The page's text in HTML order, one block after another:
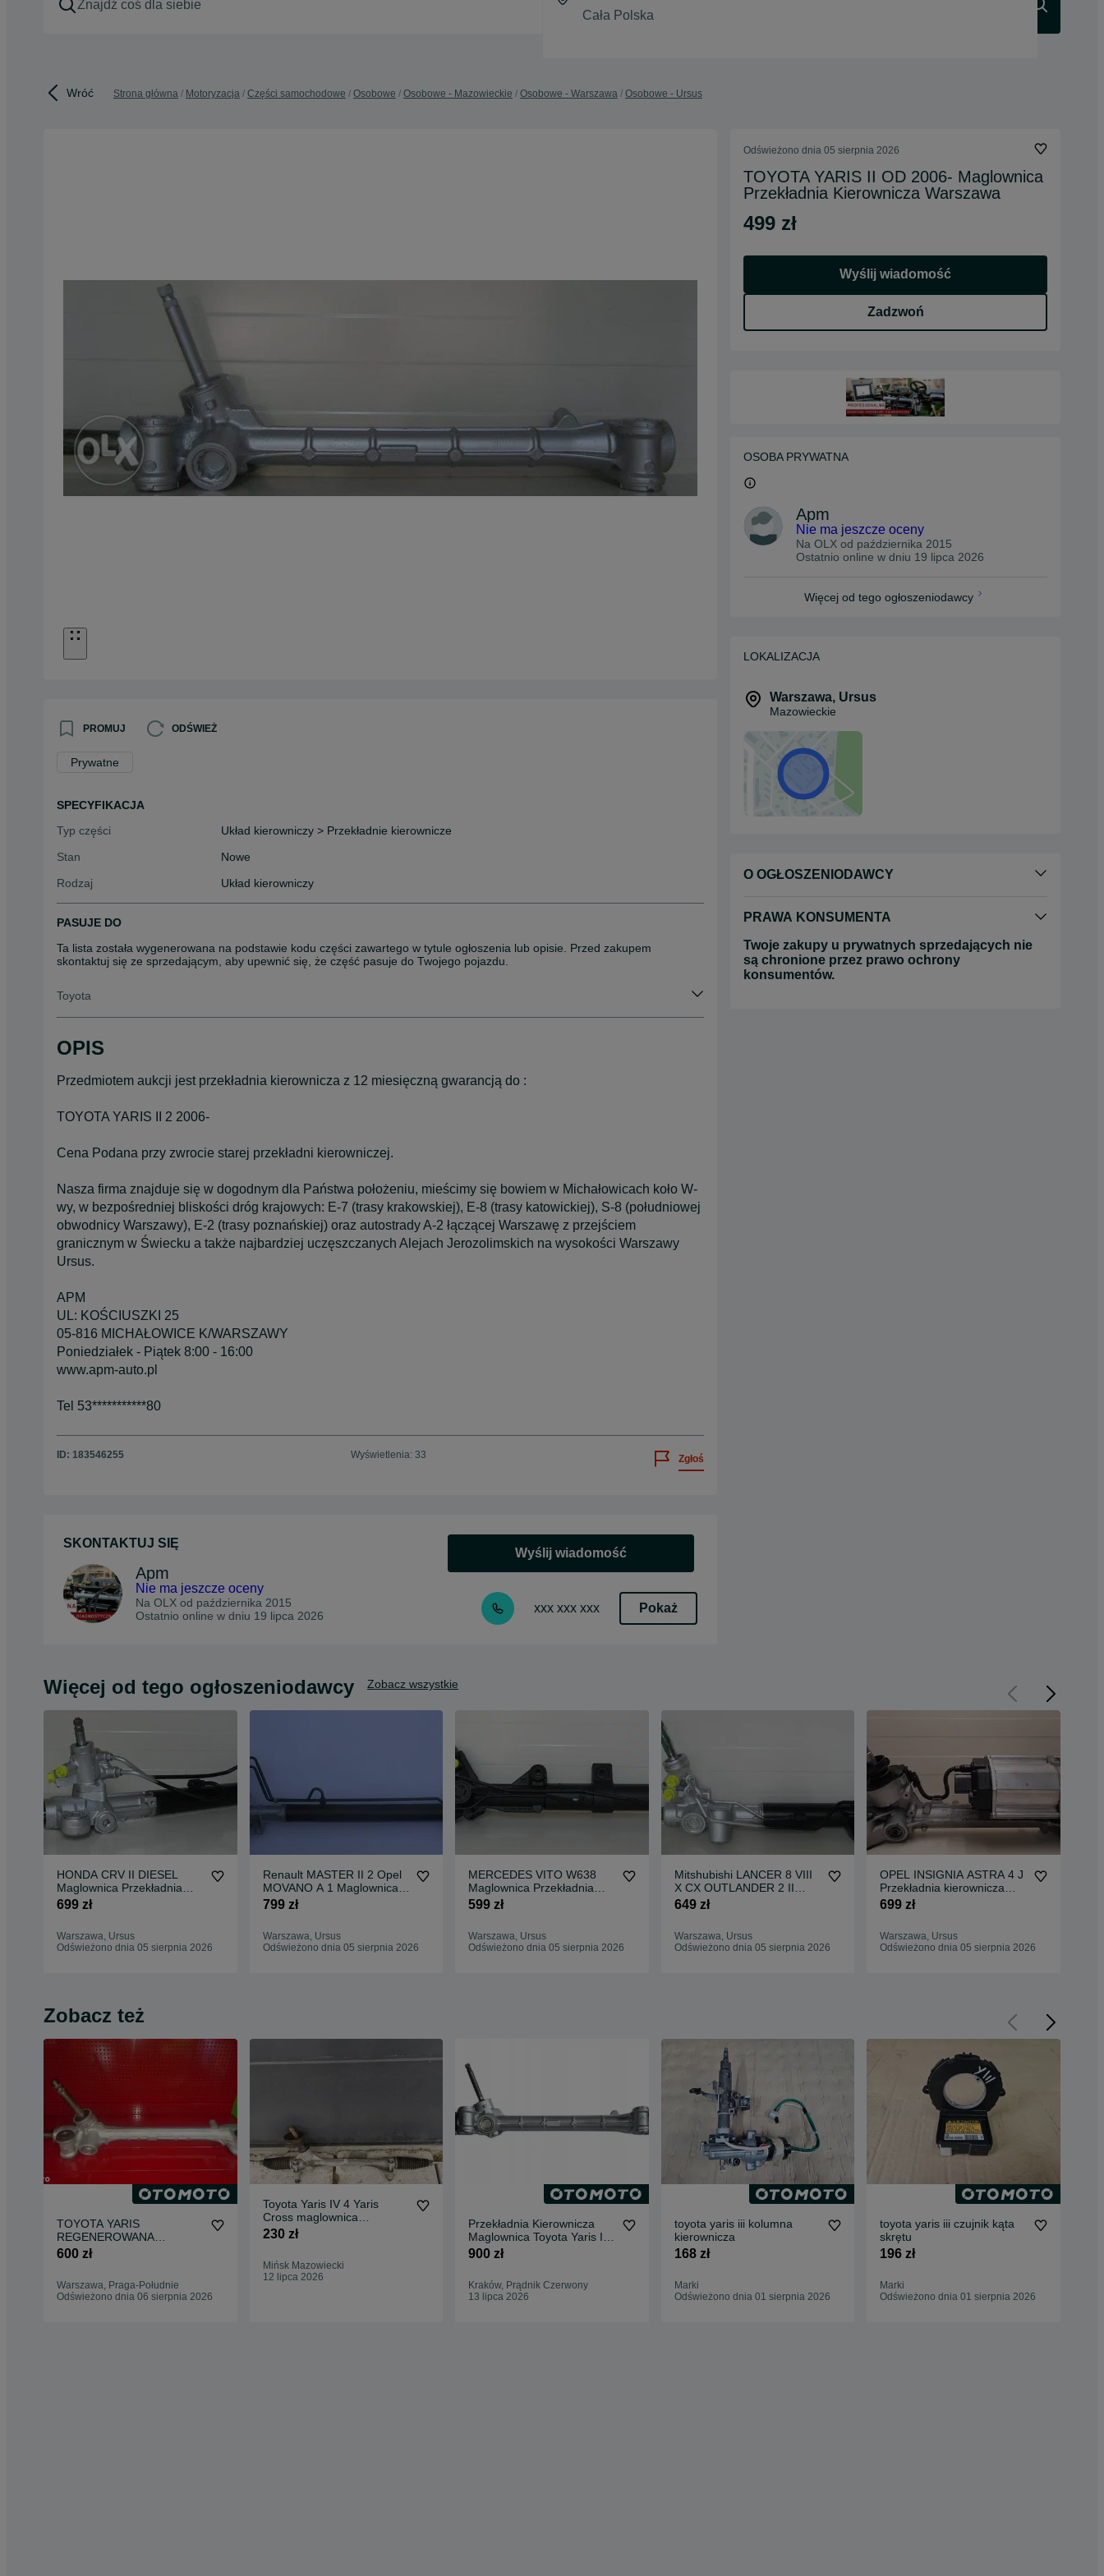
Wróć Strona główna Motoryzacja Części samochodowe Osobowe Osobowe - Mazowieckie Osobowe - Warszawa Osobowe - Ursus
PROMUJ ODŚWIEŻ
Prywatne
SPECYFIKACJA
Typ części
Układ kierowniczy > Przekładnie kierownicze
Stan
Nowe
Rodzaj
Układ kierowniczy
PASUJE DO
Ta lista została wygenerowana na podstawie kodu części zawartego w tytule ogłoszenia lub opisie. Przed zakupem
skontaktuj się ze sprzedającym, aby upewnić się, że część pasuje do Twojego pojazdu.
Toyota
OPIS
Przedmiotem aukcji jest przekładnia kierownicza z 12 miesięczną gwarancją do :
TOYOTA YARIS II 2 2006-
Cena Podana przy zwrocie starej przekładni kierowniczej.
Nasza firma znajduje się w dogodnym dla Państwa położeniu, mieścimy się bowiem w Michałowicach koło W-
wy, w bezpośredniej bliskości dróg krajowych: E-7 (trasy krakowskiej), E-8 (trasy katowickiej), S-8 (południowej
obwodnicy Warszawy), E-2 (trasy poznańskiej) oraz autostrady A-2 łączącej Warszawę z przejściem
granicznym w Świecku a także najbardziej uczęszczanych Alejach Jerozolimskich na wysokości Warszawy
Ursus.
APM
UL: KOŚCIUSZKI 25
05-816 MICHAŁOWICE K/WARSZAWY
Poniedziałek - Piątek 8:00 - 16:00
www.apm-auto.pl
Tel 53***********80
ID: 183546255 Wyświetlenia: 33 Zgłoś
SKONTAKTUJ SIĘ
Apm
Nie ma jeszcze oceny
Na OLX od października 2015
Ostatnio online w dniu 19 lipca 2026
Wyślij wiadomość
xxx xxx xxx Pokaż
Odświeżono dnia 05 sierpnia 2026
TOYOTA YARIS II OD 2006- Maglownica
Przekładnia Kierownicza Warszawa
499 zł
Wyślij wiadomość
Zadzwoń
OSOBA PRYWATNA
Apm
Nie ma jeszcze oceny
Na OLX od października 2015
Ostatnio online w dniu 19 lipca 2026
Więcej od tego ogłoszeniodawcy
LOKALIZACJA
Warszawa, Ursus
Mazowieckie
O OGŁOSZENIODAWCY
PRAWA KONSUMENTA
Twoje zakupy u prywatnych sprzedających nie
są chronione przez prawo ochrony
konsumentów.
Więcej od tego ogłoszeniodawcy Zobacz wszystkie
HONDA CRV II DIESEL
Maglownica Przekładnia
Kierownicza WARSZAWA
699 zł
Warszawa, Ursus
Odświeżono dnia 05 sierpnia 2026
Renault MASTER II 2 Opel
MOVANO A 1 Maglownica
Przekładnia Kierownicza
799 zł
Warszawa, Ursus
Odświeżono dnia 05 sierpnia 2026
MERCEDES VITO W638
Maglownica Przekładnia
Kierownicza W-WA
599 zł
Warszawa, Ursus
Odświeżono dnia 05 sierpnia 2026
Mitshubishi LANCER 8 VIII
X CX OUTLANDER 2 II
Maglownica Przekładnia
649 zł
Warszawa, Ursus
Odświeżono dnia 05 sierpnia 2026
OPEL INSIGNIA ASTRA 4 J
Przekładnia kierownicza
Maglownica WARSZAWA
699 zł
Warszawa, Ursus
Odświeżono dnia 05 sierpnia 2026
Zobacz też
TOYOTA YARIS
REGENEROWANA
MAGLOWNICA
600 zł
Warszawa, Praga-Południe
Odświeżono dnia 06 sierpnia 2026
Toyota Yaris IV 4 Yaris
Cross maglownica
przekładnia 1.5 hybr
230 zł
Mińsk Mazowiecki
12 lipca 2026
Przekładnia Kierownicza
Maglownica Toyota Yaris Ii 2
Xp90 2006-2011
900 zł
Kraków, Prądnik Czerwony
13 lipca 2026
toyota yaris iii kolumna
kierownicza
168 zł
Marki
Odświeżono dnia 01 sierpnia 2026
toyota yaris iii czujnik kąta
skrętu
196 zł
Marki
Odświeżono dnia 01 sierpnia 2026